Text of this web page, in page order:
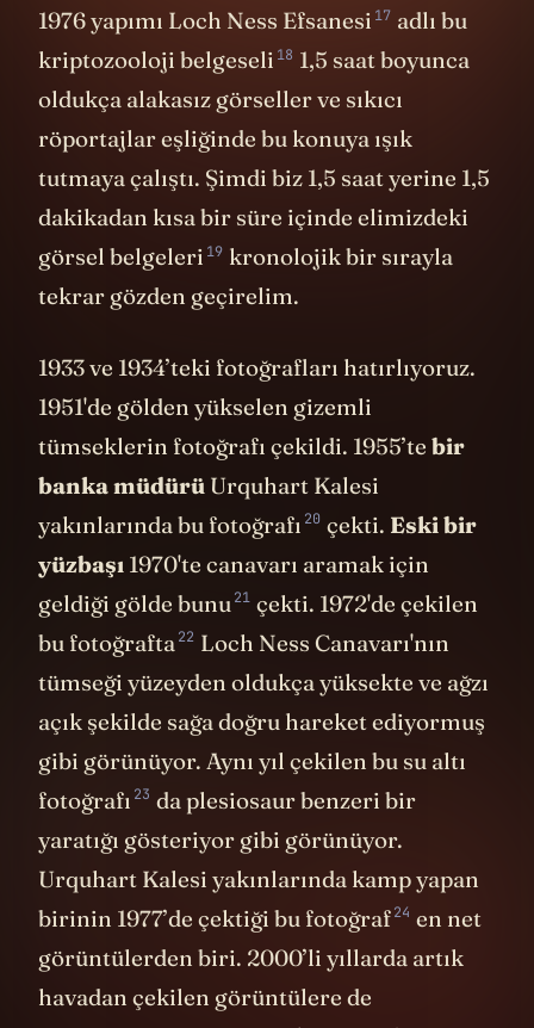
1976 yapımıLoch Ness Efsanesi 17 adlı bu
kriptozoolojibelgeseli18 1,5 saat boyunca
oldukça alakasız görseller ve sıkıcı
röportajlar eşliğinde bu konuya ışık
tutmaya çalıştı. Şimdi biz 1,5 saat yerine 1,5
dakikadan kısa bir süre içinde elimizdeki
görsel belgeleri
kronolojik bir sırayla
1933 ve 1934’teki fotoğrafları hatırlıyoruz.
1951'de gölden yükselen gizemli
tümseklerin fotoğrafı çekildi. 1955’te
banka müdürü Urquhart Kalesi
yakınlarındabu fotoğrafı çekti. Eski bir
yüzbaşı1970'te canavarı aramak için
geldiği göldebunu 21
çekti. 1972'de çekilen
bu fotoğrafta
Loch Ness Canavarı'nın
tümseği yüzeyden oldukça yüksekte ve ağzı
açık şekilde sağa doğru hareket ediyormuş
gibi görünüyor. Aynı yıl çekilen busu altı
fotoğrafı 23da plesiosaur benzeri bir
yaratığı gösteriyor gibi görünüyor.
Urquhart Kalesi yakınlarında kamp yapan
birinin 1977’de çektiğibu fotoğraf24
en net
görüntülerden biri. 2000’li yıllarda artık